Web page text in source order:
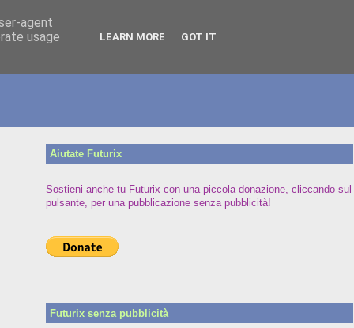
Aiutate Futurix
Sostieni anche tu Futurix con una piccola donazione, cliccando sul
pulsante, per una pubblicazione senza pubblicità!
Futurix senza pubblicità
agent
usage
LEARN MORE GOT IT